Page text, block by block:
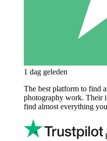
1 dag geleden
The best platform to find
photography work. Their
find almost everything